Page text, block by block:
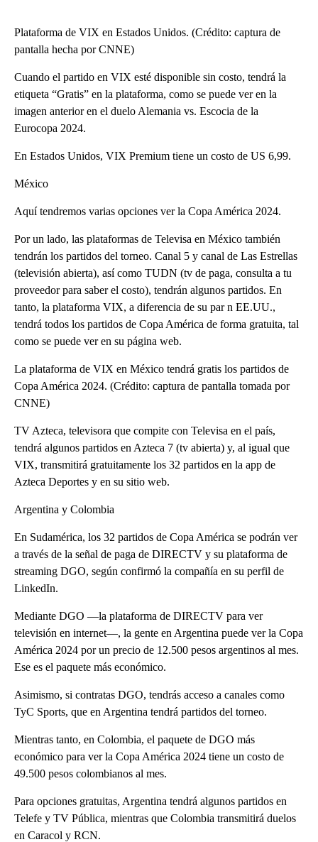
Plataforma de VIX en Estados Unidos. (Crédito: captura de
pantalla hecha por CNNE)
Cuando el partido en VIX esté disponible sin costo, tendrá la
etiqueta “Gratis” en la plataforma, como se puede ver en la
imagen anterior en el duelo Alemania vs. Escocia de la
Eurocopa 2024.
En Estados Unidos, VIX Premium tiene un costo de US 6,99.
México
Aquí tendremos varias opciones ver la Copa América 2024.
Por un lado, las plataformas de Televisa en México también
tendrán los partidos del torneo. Canal 5 y canal de Las Estrellas
(televisión abierta), así como TUDN (tv de paga, consulta a tu
proveedor para saber el costo), tendrán algunos partidos. En
tanto, la plataforma VIX, a diferencia de su par n EE.UU.,
tendrá todos los partidos de Copa América de forma gratuita, tal
como se puede ver en su página web.
La plataforma de VIX en México tendrá gratis los partidos de
Copa América 2024. (Crédito: captura de pantalla tomada por
CNNE)
TV Azteca, televisora que compite con Televisa en el país,
tendrá algunos partidos en Azteca 7 (tv abierta) y, al igual que
VIX, transmitirá gratuitamente los 32 partidos en la app de
Azteca Deportes y en su sitio web.
Argentina y Colombia
En Sudamérica, los 32 partidos de Copa América se podrán ver
a través de la señal de paga de DIRECTV y su plataforma de
streaming DGO, según confirmó la compañía en su perfil de
LinkedIn.
Mediante DGO —la plataforma de DIRECTV para ver
televisión en internet—, la gente en Argentina puede ver la Copa
América 2024 por un precio de 12.500 pesos argentinos al mes.
Ese es el paquete más económico.
Asimismo, si contratas DGO, tendrás acceso a canales como
TyC Sports, que en Argentina tendrá partidos del torneo.
Mientras tanto, en Colombia, el paquete de DGO más
económico para ver la Copa América 2024 tiene un costo de
49.500 pesos colombianos al mes.
Para opciones gratuitas, Argentina tendrá algunos partidos en
Telefe y TV Pública, mientras que Colombia transmitirá duelos
en Caracol y RCN.